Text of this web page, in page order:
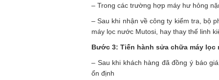
– Trong các trường hợp máy hư hỏng
– Sau khi nhận về công ty kiểm tra, bộ
máy lọc nước Mutosi, hay thay thế linh
Bước 3: Tiến hành sửa chữa máy lọc
– Sau khi khách hàng đã đồng ý báo
ổn định